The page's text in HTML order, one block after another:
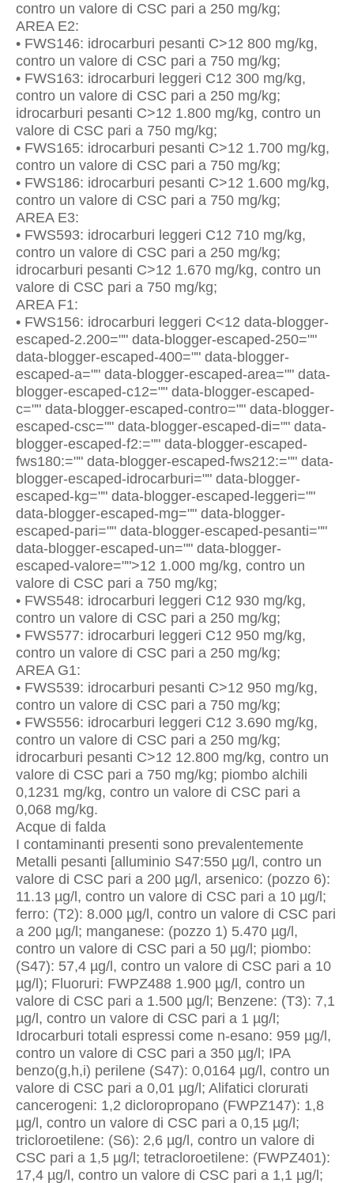
contro un valore di CSC pari a 250 mg/kg;
AREA E2:
• FWS146: idrocarburi pesanti C>12 800 mg/kg,
contro un valore di CSC pari a 750 mg/kg;
• FWS163: idrocarburi leggeri C12 300 mg/kg,
contro un valore di CSC pari a 250 mg/kg;
idrocarburi pesanti C>12 1.800 mg/kg, contro un
valore di CSC pari a 750 mg/kg;
• FWS165: idrocarburi pesanti C>12 1.700 mg/kg,
contro un valore di CSC pari a 750 mg/kg;
• FWS186: idrocarburi pesanti C>12 1.600 mg/kg,
contro un valore di CSC pari a 750 mg/kg;
AREA E3:
• FWS593: idrocarburi leggeri C12 710 mg/kg,
contro un valore di CSC pari a 250 mg/kg;
idrocarburi pesanti C>12 1.670 mg/kg, contro un
valore di CSC pari a 750 mg/kg;
AREA F1:
• FWS156: idrocarburi leggeri C<12 data-blogger-
escaped-2.200="" data-blogger-escaped-250=""
data-blogger-escaped-400="" data-blogger-
escaped-a="" data-blogger-escaped-area="" data-
blogger-escaped-c12="" data-blogger-escaped-
c="" data-blogger-escaped-contro="" data-blogger-
escaped-csc="" data-blogger-escaped-di="" data-
blogger-escaped-f2:="" data-blogger-escaped-
fws180:="" data-blogger-escaped-fws212:="" data-
blogger-escaped-idrocarburi="" data-blogger-
escaped-kg="" data-blogger-escaped-leggeri=""
data-blogger-escaped-mg="" data-blogger-
escaped-pari="" data-blogger-escaped-pesanti=""
data-blogger-escaped-un="" data-blogger-
escaped-valore="">12 1.000 mg/kg, contro un
valore di CSC pari a 750 mg/kg;
• FWS548: idrocarburi leggeri C12 930 mg/kg,
contro un valore di CSC pari a 250 mg/kg;
• FWS577: idrocarburi leggeri C12 950 mg/kg,
contro un valore di CSC pari a 250 mg/kg;
AREA G1:
• FWS539: idrocarburi pesanti C>12 950 mg/kg,
contro un valore di CSC pari a 750 mg/kg;
• FWS556: idrocarburi leggeri C12 3.690 mg/kg,
contro un valore di CSC pari a 250 mg/kg;
idrocarburi pesanti C>12 12.800 mg/kg, contro un
valore di CSC pari a 750 mg/kg; piombo alchili
0,1231 mg/kg, contro un valore di CSC pari a
0,068 mg/kg.
Acque di falda
I contaminanti presenti sono prevalentemente
Metalli pesanti [alluminio S47:550 µg/l, contro un
valore di CSC pari a 200 µg/l, arsenico: (pozzo 6):
11.13 µg/l, contro un valore di CSC pari a 10 µg/l;
ferro: (T2): 8.000 µg/l, contro un valore di CSC pari
a 200 µg/l; manganese: (pozzo 1) 5.470 µg/l,
contro un valore di CSC pari a 50 µg/l; piombo:
(S47): 57,4 µg/l, contro un valore di CSC pari a 10
µg/l); Fluoruri: FWPZ488 1.900 µg/l, contro un
valore di CSC pari a 1.500 µg/l; Benzene: (T3): 7,1
µg/l, contro un valore di CSC pari a 1 µg/l;
Idrocarburi totali espressi come n-esano: 959 µg/l,
contro un valore di CSC pari a 350 µg/l; IPA
benzo(g,h,i) perilene (S47): 0,0164 µg/l, contro un
valore di CSC pari a 0,01 µg/l; Alifatici clorurati
cancerogeni: 1,2 dicloropropano (FWPZ147): 1,8
µg/l, contro un valore di CSC pari a 0,15 µg/l;
tricloroetilene: (S6): 2,6 µg/l, contro un valore di
CSC pari a 1,5 µg/l; tetracloroetilene: (FWPZ401):
17,4 µg/l, contro un valore di CSC pari a 1,1 µg/l;